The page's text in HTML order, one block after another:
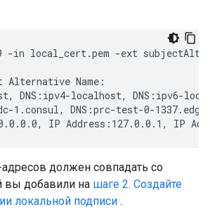
-in local_cert.pem -ext
Alternative Name:
DNS:ipv4-localhost, DNS:ipv6-
1.consul, DNS:prc-test-0-
IP Address:127.0.0.1, IP
должен совпадать со
вы добавили на шаге 2. Создайте
локальной подписи .